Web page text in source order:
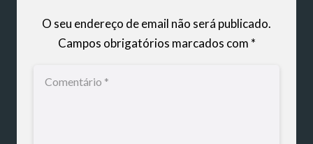
O seu endereço de email não será publicado.
Campos obrigatórios marcados com *